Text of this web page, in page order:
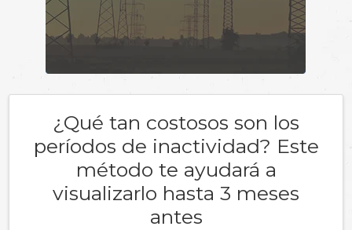
¿Qué tan costosos son los
períodos de inactividad? Este
método te ayudará a
visualizarlo hasta 3 meses
antes